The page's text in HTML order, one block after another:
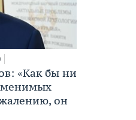
«Как бы ни
он